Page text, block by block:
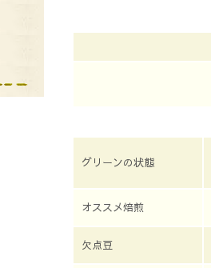
グリーンの状態
オススメ焙煎
欠点豆